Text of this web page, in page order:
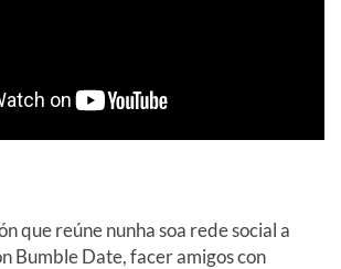
que reúne nunha soa rede social a
Bumble Date, facer amigos con